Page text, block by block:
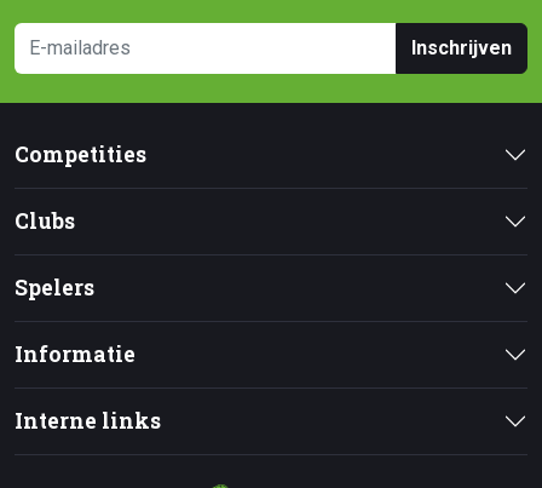
Inschrijven
Competities
Clubs
Spelers
Informatie
Interne links